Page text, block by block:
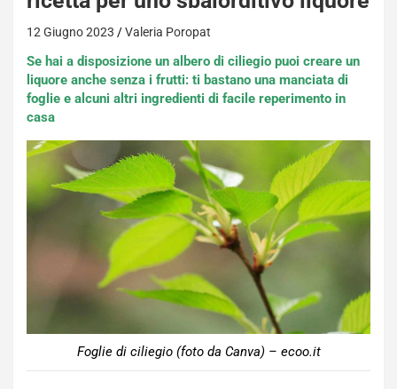
12 Giugno 2023 Valeria Poropat
Se hai a disposizione un albero di ciliegio puoi creare un
liquore anche senza i frutti: ti bastano una manciata di
foglie e alcuni altri ingredienti di facile reperimento in
casa
Foglie di ciliegio (foto da Canva) – ecoo.it